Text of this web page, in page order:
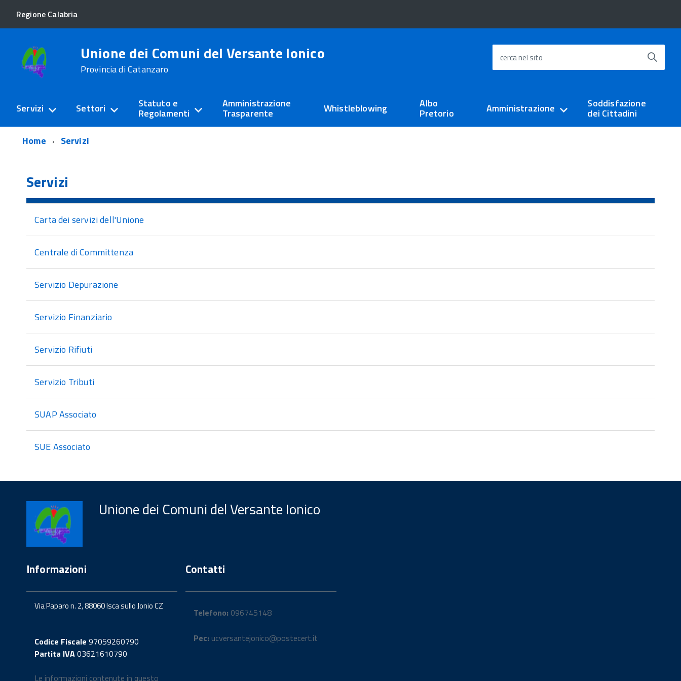
Regione Calabria
Unione dei Comuni del Versante Ionico
Provincia di Catanzaro
cerca nel sito
Servizi Settori Statuto e
Regolamenti
Amministrazione
Trasparente Whistleblowing Albo
Pretorio Amministrazione Soddisfazione
dei Cittadini
Home
Servizi
Servizi
Carta dei servizi dell'Unione
Centrale di Committenza
Servizio Depurazione
Servizio Finanziario
Servizio Rifiuti
Servizio Tributi
SUAP Associato
SUE Associato
Unione dei Comuni del Versante Ionico
Informazioni
Via Paparo n. 2, 88060 Isca sullo Jonio CZ
Codice Fiscale 97059260790
Partita IVA03621610790
Le informazioni contenute in questo
Contatti
Telefono: 096745148
Pec: ucversantejonico@postecert.it